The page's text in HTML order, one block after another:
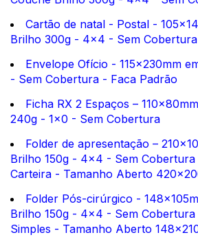
Cartão de natal - Postal -
Brilho 300g - 4x4 - Sem Cobertura
Envelope Ofício - 115x230mm
- Sem Cobertura - Faca Padrão
Ficha RX 2 Espaços –
240g - 1x0 - Sem Cobertura
Folder de apresentação –
Brilho 150g - 4x4 - Sem
Carteira - Tamanho Aberto
Folder Pós-cirúrgico -
Brilho 150g - 4x4 - Sem
Simples - Tamanho Aberto